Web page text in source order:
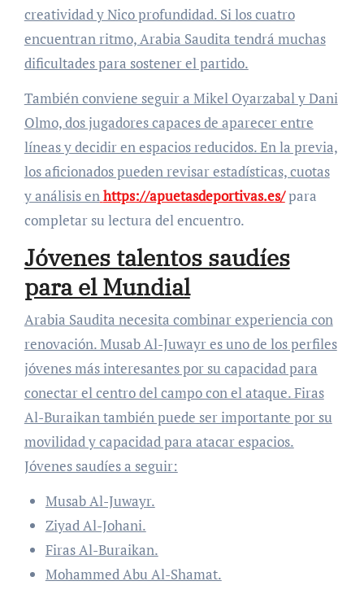
creatividad y Nico profundidad. Si los cuatro
encuentran ritmo, Arabia Saudita tendrá muchas
dificultades para sostener el partido.
También conviene seguir a Mikel Oyarzabal y Dani
Olmo, dos jugadores capaces de aparecer entre
líneas y decidir en espacios reducidos. En la previa,
los aficionados pueden revisar estadísticas, cuotas
y análisis enhttps://apuetasdeportivas.es/para
completar su lectura del encuentro.
Jóvenes talentos saudíes
para el Mundial
Arabia Saudita necesita combinar experiencia con
renovación. Musab Al-Juwayr es uno de los perfiles
jóvenes más interesantes por su capacidad para
conectar el centro del campo con el ataque. Firas
Al-Buraikan también puede ser importante por su
movilidad y capacidad para atacar espacios.
Jóvenes saudíes a seguir:
Musab Al-Juwayr.
Ziyad Al-Johani.
Firas Al-Buraikan.
Mohammed Abu Al-Shamat.